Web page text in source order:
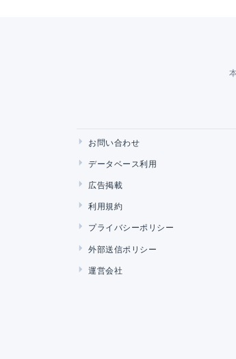
お問い合わせ
データベース利用
広告掲載
利用規約
プライバシーポリシー
外部送信ポリシー
運営会社